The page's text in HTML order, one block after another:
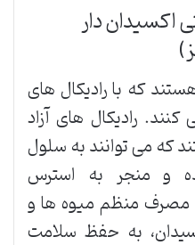
اکسیدان دار
که با رادیکال های
رادیکال های آزاد
که می توانند به سلول
و منجر به استرس
مصرف منظم میوه ها و
به حفظ سلامت